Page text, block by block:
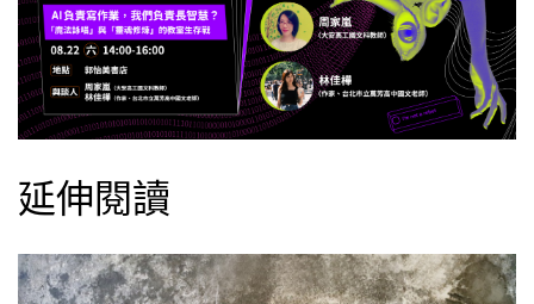
延伸閱讀